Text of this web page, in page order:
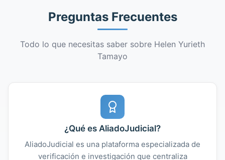
Preguntas Frecuentes
Todo lo que necesitas saber sobre Helen Yurieth
Tamayo
¿Qué es AliadoJudicial?
AliadoJudicial es una plataforma especializada de
verificación e investigación que centraliza